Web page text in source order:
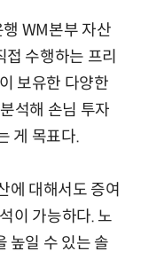
WM본부 자산
수행하는 프리
보유한 다양한
석해 손님 투자
게 목표다.
에 대해서도 증여
이 가능하다. 노
높일 수 있는 솔